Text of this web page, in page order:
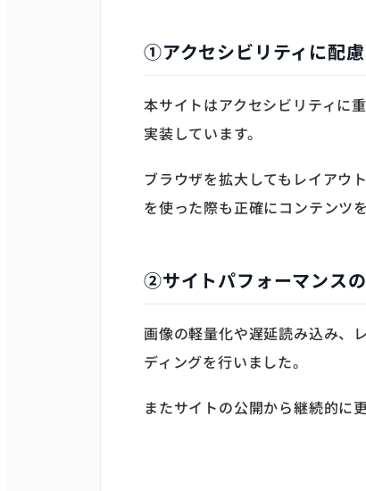
①アクセシビリティに配
本サイトはアクセシビリティに
実装しています。
ブラウザを拡大してもレイアウ
を使った際も正確にコンテンツ
②サイトパフォーマンス
画像の軽量化や遅延読み込み、
ディングを行いました。
またサイトの公開から継続的に